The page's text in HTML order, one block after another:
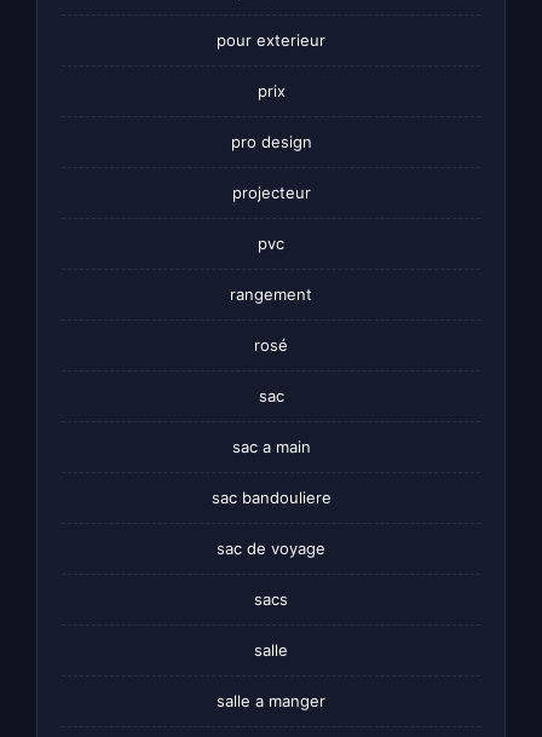
pour exterieur
prix
pro design
projecteur
pvc
rangement
rosé
sac
sac a main
sac bandouliere
sac de voyage
sacs
salle
salle a manger